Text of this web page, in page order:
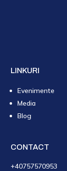
LINKURI
Evenimente
Media
Blog
CONTACT
+40757570953